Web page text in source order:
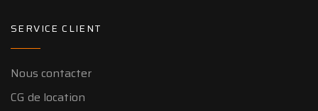
SERVICE CLIENT
Nous contacter
CG de location